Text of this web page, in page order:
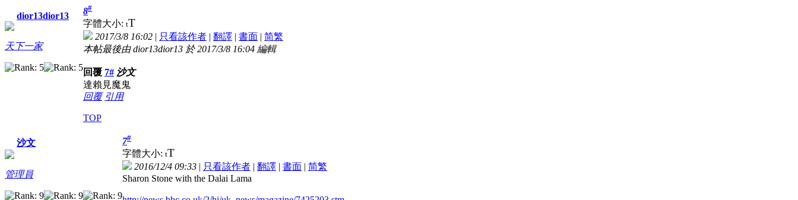
dior13dior13
天下一家
8#
字體大小: tT
2017/3/8 16:02 | 只看該作者 | 翻譯 | 書面 | 简繁
本帖最後由 dior13dior13 於 2017/3/8 16:04 編輯
回覆 7# 沙文
達賴見魔鬼
回覆 引用
TOP
沙文
管理員
7#
字體大小: tT
2016/12/4 09:33 | 只看該作者 | 翻譯 | 書面 | 简繁
Sharon Stone with the Dalai Lama